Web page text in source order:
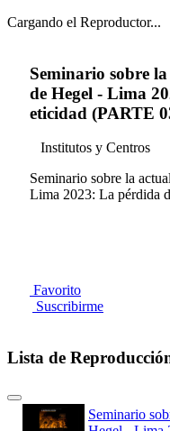
Cargando el Reproductor...
Seminario sobre
de Hegel - Lima
eticidad (PARTE
Institutos y Centros
Seminario sobre la
Lima 2023: La pérdida
Favorito
Suscribirme
Lista de
Seminario